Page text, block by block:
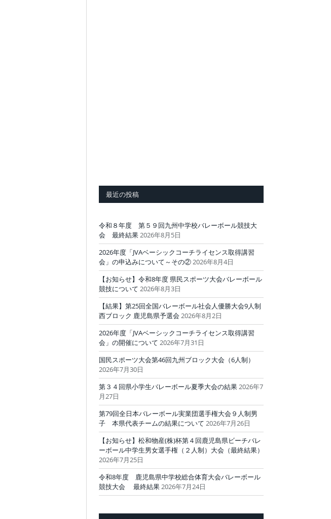
最近の投稿
令和８年度 第５９回九州中学校バレーボール競技大
会 最終結果2026年8月5日
2026年度「JVAベーシックコーチライセンス取得講習
会」の申込みについて～その②2026年8月4日
【お知らせ】令和8年度 県民スポーツ大会バレーボール
競技について 2026年8月3日
【結果】第25回全国バレーボール社会人優勝大会9人制
西ブロック 鹿児島県予選会 2026年8月2日
2026年度「JVAベーシックコーチライセンス取得講習
会」の開催について 2026年7月31日
国民スポーツ大会第46回九州ブロック大会（6人制）
2026年7月30日
第３４回県小学生バレーボール夏季大会の結果2026年7
月27日
第79回全日本バレーボール実業団選手権大会９人制男
子 本県代表チームの結果について 2026年7月26日
【お知らせ】松和物産(株)杯第４回鹿児島県ビーチバレ
ーボール中学生男女選手権（２人制）大会（最終結果）
2026年7月25日
令和8年度 鹿児島県中学校総合体育大会バレーボール
競技大会 最終結果2026年7月24日